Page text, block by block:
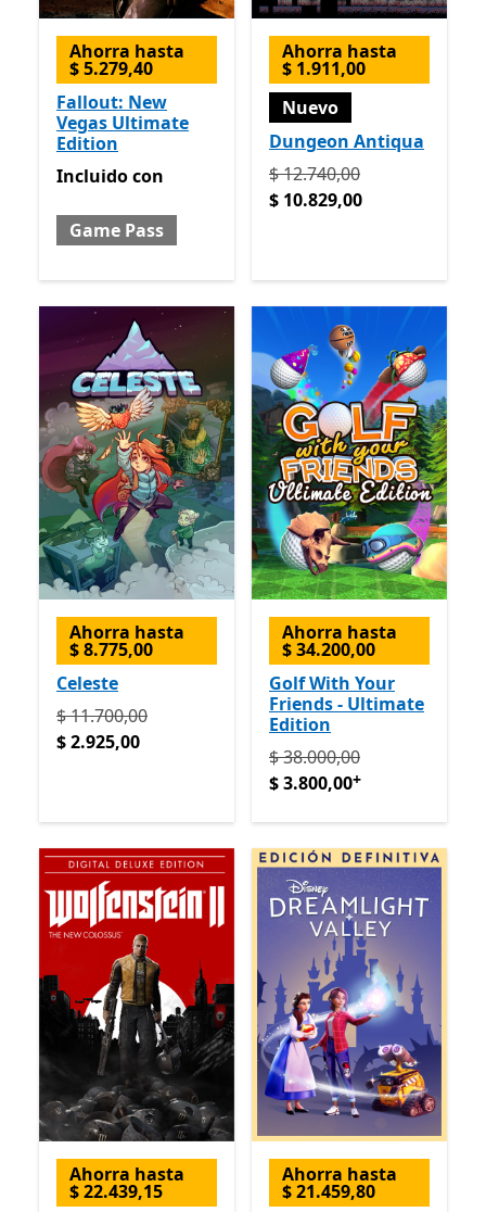
Ahorra hasta
$ 5.279,40
Fallout: New
Vegas Ultimate
Edition
Incluido con Game Pass
Incluidocon
Game Pass
Ahorra hasta
$ 1.911,00
Nuevo
Dungeon Antiqua
Originalmente $
$ 12.740,00
$ 10.829,00
Ahorra hasta
$ 8.775,00
Celeste
Originalmente $ 11.700,00 ahora $ 2.925,00
$ 11.700,00
$ 2.925,00
Ahorra hasta
$ 34.200,00
Golf With Your
Friends - Ultimate
Edition
Originalmente $
$ 38.000,00
$ 3.800,00+
Ahorra hasta
$ 22.439,15
Ahorra hasta
$ 21.459,80